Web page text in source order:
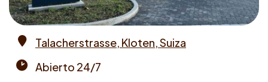
Talacherstrasse, Kloten, Suiza
Abierto 24/7